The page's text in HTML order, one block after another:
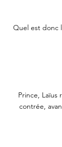
Quel est donc
Prince, Laïus
contrée,